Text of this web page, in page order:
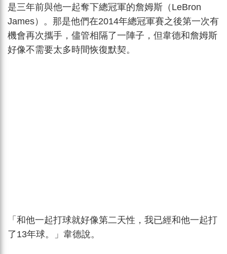
是三年前與他一起奪下總冠軍的詹姆斯（LeBron
James）。那是他們在2014年總冠軍賽之後第一次有
機會再次攜手，儘管相隔了一陣子，但韋德和詹姆斯
好像不需要太多時間恢復默契。
「和他一起打球就好像第二天性，我已經和他一起打
了13年球。」韋德說。